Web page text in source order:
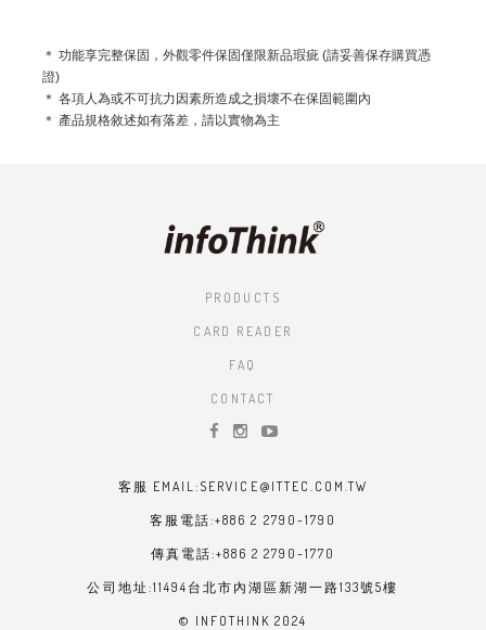
＊ 功能享完整保固，外觀零件保固僅限新品瑕疵 (請妥善保存購買憑
證)
＊ 各項人為或不可抗力因素所造成之損壞不在保固範圍內
＊ 產品規格敘述如有落差，請以實物為主
PRODUCTS
CARD READER
FAQ
CONTACT
客服 EMAIL:SERVICE@ITTEC.COM.TW
客服電話:+886 2 2790-1790
傳真電話:+886 2 2790-1770
公司地址:11494台北市內湖區新湖一路133號5樓
© INFOTHINK 2024